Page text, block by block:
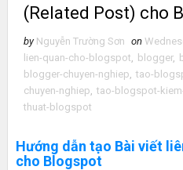
(Related Post) cho
by Nguyễn Trường Sơn on
lien-quan-cho-blogspot, blogger,
blogger-chuyen-nghiep, tao-
chuyen-nghiep, tao-blogspot-
thuat-blogspot
Hướng dẫn tạo Bài viết
cho Blogspot